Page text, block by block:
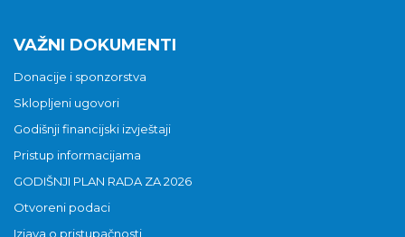
VAŽNI DOKUMENTI
Donacije i sponzorstva
Sklopljeni ugovori
Godišnji financijski izvještaji
Pristup informacijama
GODIŠNJI PLAN RADA ZA 2026
Otvoreni podaci
Izjava o pristupačnosti